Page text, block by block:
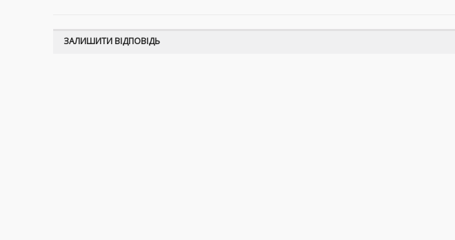
ЗАЛИШИТИ ВІДПОВІДЬ